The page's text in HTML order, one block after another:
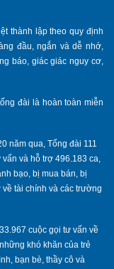
thành lập theo quy định
đầu, ngắn và dễ nhớ,
báo, giác giác nguy cơ,
đài là hoàn toàn miễn
năm qua, Tổng đài 111
và hỗ trợ 496.183 ca,
bạo, bị mua bán, bị
tài chính và các trường
cuộc gọi tư vấn về
khó khăn của trẻ
bạn bè, thầy cô và